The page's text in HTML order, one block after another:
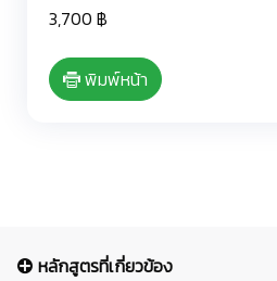
3,700 ฿
พิมพ์หน้า
หลักสูตรที่เกี่ยวข้อง